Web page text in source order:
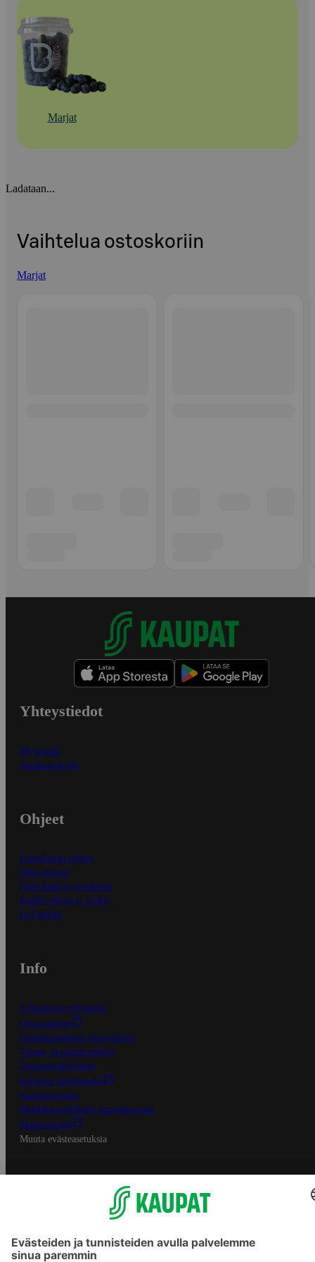
Marjat
Ladataan...
Vaihtelua ostoskoriin
Marjat
Yhteystiedot
Myymälät
Asiakaspalvelu
Ohjeet
Ensitilaajan ohjeet
Näin maksat
Näin tilaat ja muokkaat
Kaikki ohjeet ja vinkit
In English
Info
S-Business yrityksille
Oiva-raportit
Osuuskauppojen yhteystiedot
Tilaus- ja toimitusehdot
Tietosuojakäytäntö
Palvelun käyttöehdot
Saavutettavuus
Mobiilisovelluksen saavutettavuus
Mainostajalle
Muuta evästeasetuksia
S-ryhmän palvelut
Asiakasomistajuus